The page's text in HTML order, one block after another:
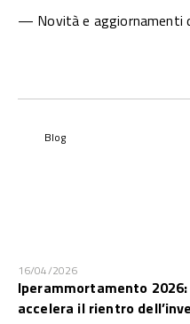
— Novità e aggiornamenti
Blog
16/04/2026
Iperammortamento
accelera il rientro